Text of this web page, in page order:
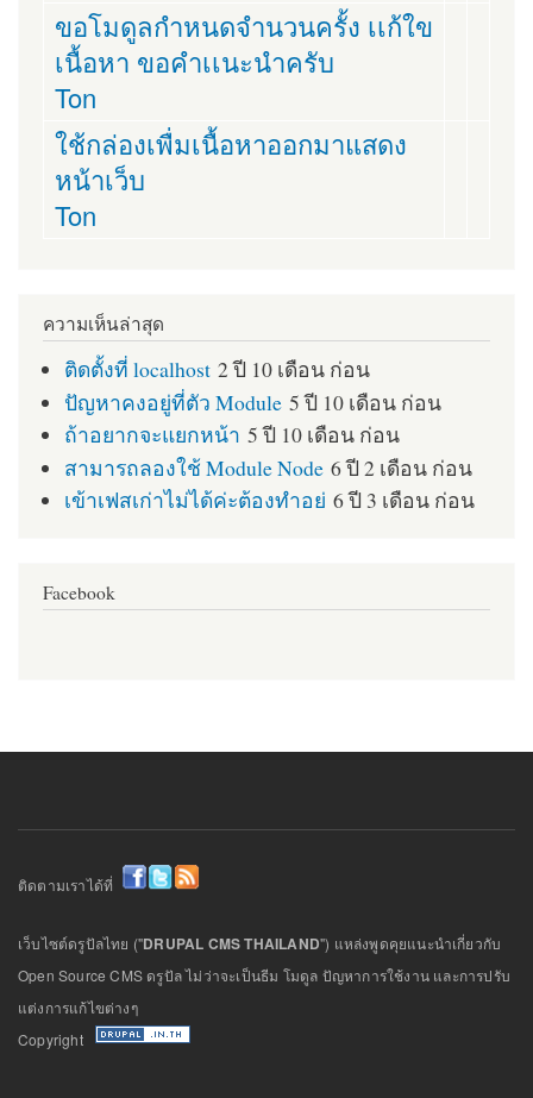
ขอโมดูลกำหนดจำนวนครั้ง เเก้ใข
เนื้อหา ขอคำเเนะนำครับ
Ton
ใช้กล่องเพื่มเนื้อหาออกมาแสดง
หน้าเว็บ
Ton
ความเห็นล่าสุด
ติดตั้งที่ localhost 2 ปี 10 เดือน ก่อน
ปัญหาคงอยู่ที่ตัว Module 5 ปี 10 เดือน ก่อน
ถ้าอยากจะแยกหน้า 5 ปี 10 เดือน ก่อน
สามารถลองใช้ Module Node 6 ปี 2 เดือน ก่อน
เข้าเฟสเก่าไม่ได้ค่ะต้องทำอย่ 6 ปี 3 เดือน ก่อน
Facebook
ติดตามเราได้ที่
เว็บไซต์ดรูปัลไทย ("DRUPAL CMS THAILAND") แหล่งพูดคุยแนะนำเกี่ยวกับ
Open Source CMS ดรูปัล ไม่ว่าจะเป็นธีม โมดูล ปัญหาการใช้งาน และการปรับ
แต่งการแก้ไขต่างๆ
Copyright